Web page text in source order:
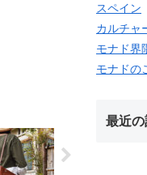
スペイン
カルチャ
モナド界
モナドの
最近